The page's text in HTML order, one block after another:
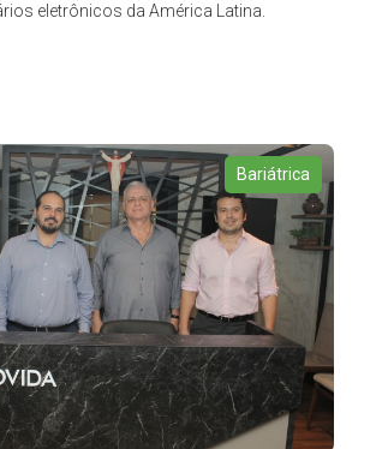
eletrônicos da América Latina.
Bariátrica